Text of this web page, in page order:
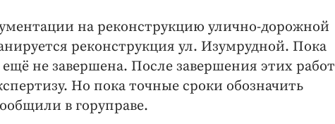
на реконструкцию улично-дорожной
реконструкция ул. Изумрудной. Пока
не завершена. После завершения этих работ
Но пока точные сроки обозначить
в горуправе.